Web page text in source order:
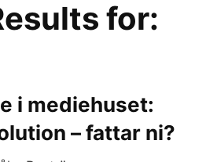
for:
i mediehuset:
– fattar ni?